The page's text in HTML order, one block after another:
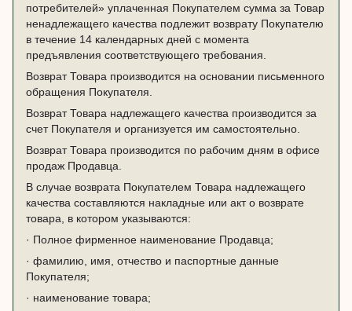
потребителей» уплаченная Покупателем сумма за Товар
ненадлежащего качества подлежит возврату Покупателю
в течение 14 календарных дней с момента
предъявления соответствующего требования.
Возврат Товара производится на основании письменного
обращения Покупателя.
Возврат Товара надлежащего качества производится за
счет Покупателя и организуется им самостоятельно.
Возврат Товара производится по рабочим дням в офисе
продаж Продавца.
В случае возврата Покупателем Товара надлежащего
качества составляются накладные или акт о возврате
товара, в котором указываются:
· Полное фирменное наименование Продавца;
· фамилию, имя, отчество и паспортные данные
Покупателя;
· наименование товара;